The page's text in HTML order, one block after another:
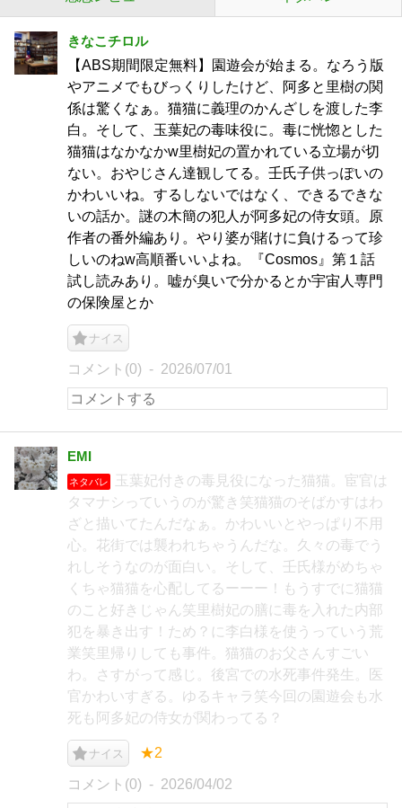
きなこチロル
【ABS期間限定無料】園遊会が始まる。なろう版
やアニメでもびっくりしたけど、阿多と里樹の関
係は驚くなぁ。猫猫に義理のかんざしを渡した李
白。そして、玉葉妃の毒味役に。毒に恍惚とした
猫猫はなかなかw里樹妃の置かれている立場が切
ない。おやじさん達観してる。壬氏子供っぽいの
かわいいね。するしないではなく、できるできな
いの話か。謎の木簡の犯人が阿多妃の侍女頭。原
作者の番外編あり。やり婆が賭けに負けるって珍
しいのねw高順番いいよね。『Cosmos』第１話
試し読みあり。嘘が臭いで分かるとか宇宙人専門
の保険屋とか
ナイス
コメント(0) 2026/07/01
EMI
ネタバレ
玉葉妃付きの毒見役になった猫猫。宦官は
タマナシっていうのが驚き笑猫猫のそばかすはわ
ざと描いてたんだなぁ。かわいいとやっぱり不用
心。花街では襲われちゃうんだな。久々の毒でう
れしそうなのが面白い。そして、壬氏様がめちゃ
くちゃ猫猫を心配してるーーー！もうすでに猫猫
のこと好きじゃん笑里樹妃の膳に毒を入れた内部
犯を暴き出す！ため？に李白様を使うっていう荒
業笑里帰りしても事件。猫猫のお父さんすごい
わ。さすがって感じ。後宮での水死事件発生。医
官かわいすぎる。ゆるキャラ笑今回の園遊会も水
死も阿多妃の侍女が関わってる？
ナイス ★2
コメント(0) 2026/04/02